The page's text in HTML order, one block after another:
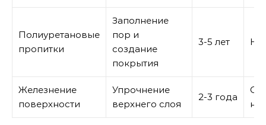
Полиуретановые
пропитки
Заполнение
пор и
создание
покрытия
3-5 лет
Железнение
поверхности
Упрочнение
верхнего слоя
2-3 года